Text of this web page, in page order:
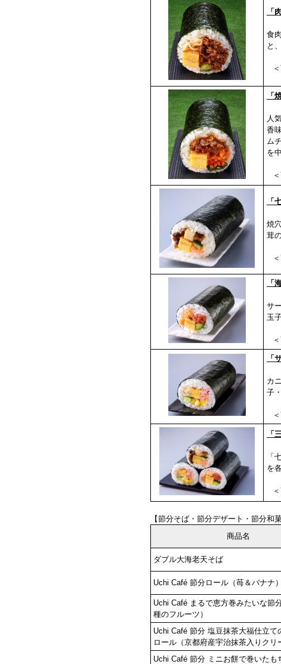
「
食
と
「
人
香
ム
を
「
焼
茸
「
サ
玉
「
カ
子
「
「
を
【節分そば・節分デザート・節分和菓
商品名
ダブル大海老天そば
Uchi Café 節分ロール（苺＆バナナ）
Uchi Café まるで恵方巻みたいな節
種のフルーツ）
Uchi Café 節分 塩豆抹茶大福仕立て
ロール（京都府産宇治抹茶入りクリ
Uchi Café 節分 ミニお餅で巻いたも